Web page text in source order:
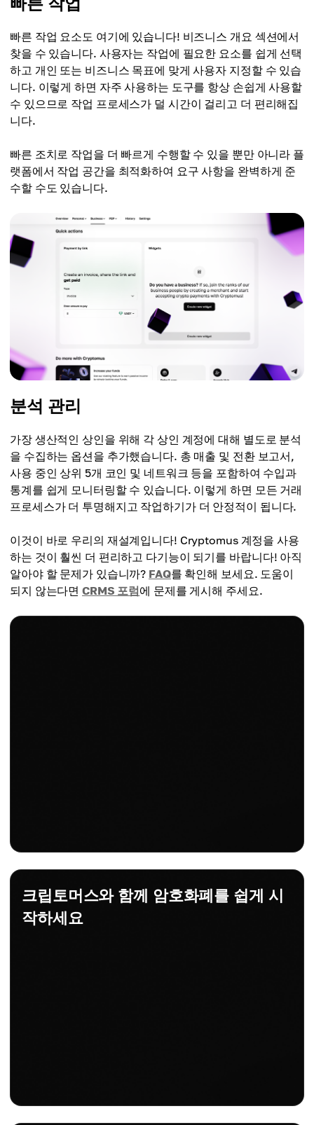
빠른 작업 요소도 여기에 있습니다! 비즈니스 개요 섹션에서
찾을 수 있습니다. 사용자는 작업에 필요한 요소를 쉽게 선택
하고 개인 또는 비즈니스 목표에 맞게 사용자 지정할 수 있습
니다. 이렇게 하면 자주 사용하는 도구를 항상 손쉽게 사용할
수 있으므로 작업 프로세스가 덜 시간이 걸리고 더 편리해집
니다.
빠른 조치로 작업을 더 빠르게 수행할 수 있을 뿐만 아니라 플
랫폼에서 작업 공간을 최적화하여 요구 사항을 완벽하게 준
수할 수도 있습니다.
분석 관리
가장 생산적인 상인을 위해 각 상인 계정에 대해 별도로 분석
을 수집하는 옵션을 추가했습니다. 총 매출 및 전환 보고서,
사용 중인 상위 5개 코인 및 네트워크 등을 포함하여 수입과
통계를 쉽게 모니터링할 수 있습니다. 이렇게 하면 모든 거래
프로세스가 더 투명해지고 작업하기가 더 안정적이 됩니다.
이것이 바로 우리의 재설계입니다! Cryptomus 계정을 사용
하는 것이 훨씬 더 편리하고 다기능이 되기를 바랍니다! 아직
알아야 할 문제가 있습니까? FAQ를 확인해 보세요. 도움이
되지 않는다면CRMS 포럼에 문제를 게시해 주세요.
크립토머스와 함께 암호화폐를 쉽게 시
작하세요